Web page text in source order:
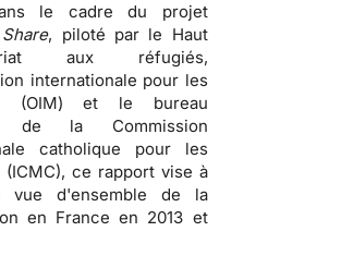
le cadre du projet
Share, piloté par le Haut
aux réfugiés,
internationale pour les
(OIM) et le bureau
de la Commission
catholique pour les
(ICMC), ce rapport vise à
vue d'ensemble de la
en France en 2013 et